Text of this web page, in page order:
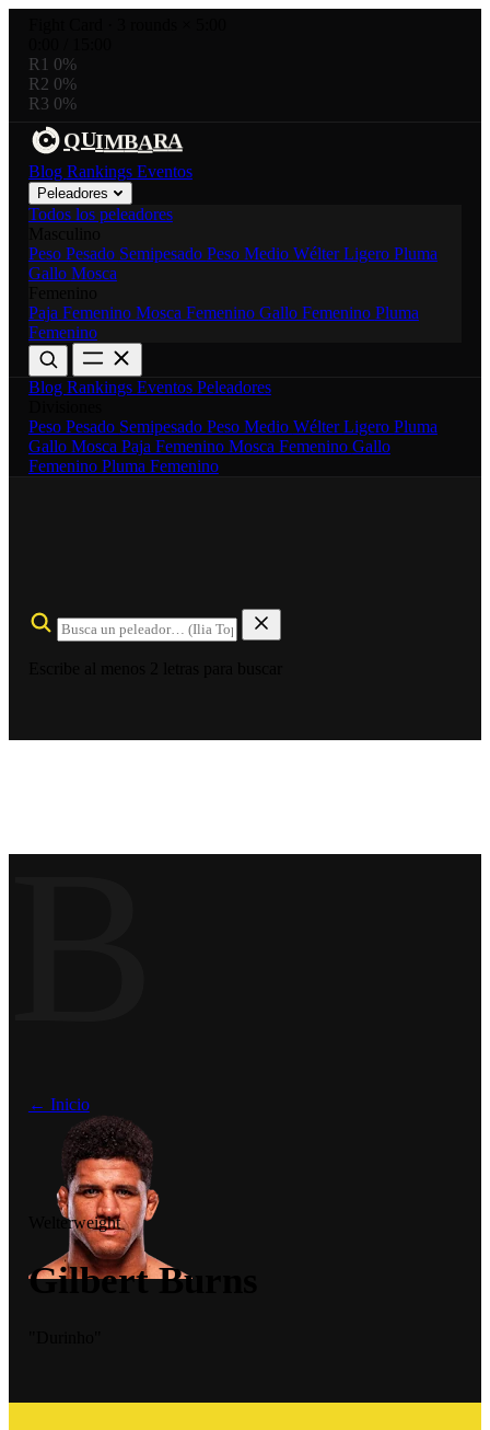
R1 0%
R2 0%
R3 0%
QUIMBARA
Blog Rankings Eventos
Peleadores
Todos los peleadores
Peso Pesado Semipesado Peso Medio WélterLigero Pluma
Gallo Mosca
Paja Femenino Mosca Femenino Gallo Femenino Pluma
Femenino
Blog Rankings Eventos Peleadores
Peso Pesado Semipesado Peso Medio WélterLigero Pluma
Gallo Mosca Paja Femenino Mosca Femenino Gallo
Femenino Pluma Femenino
← Inicio
Welterweight
Gilbert Burns